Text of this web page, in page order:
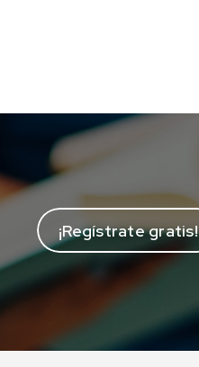
¡Regístrate gratis!